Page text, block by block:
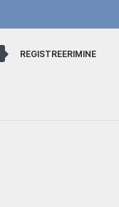
REGISTREERIMINE